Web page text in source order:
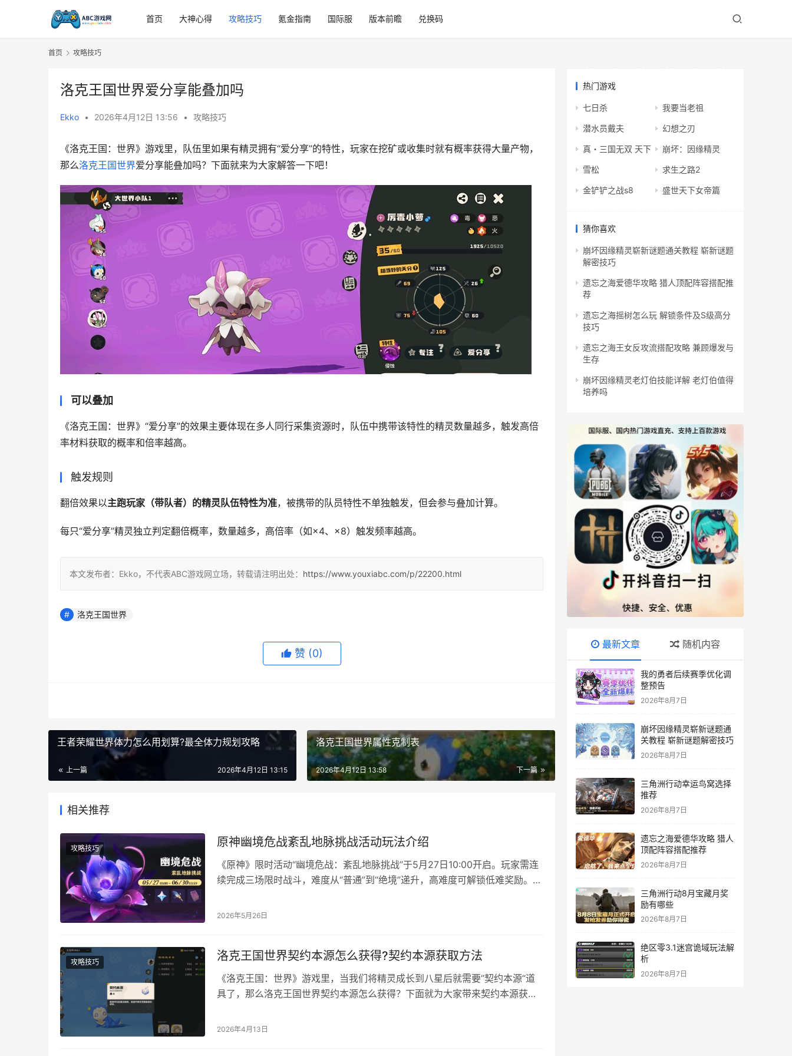
首页 大神心得 攻略技巧 氪金指南 国际服 版本前瞻 兑换码
首页 攻略技巧
洛克王国世界爱分享能叠加吗
Ekko • 2026年4月12日 13:56 • 攻略技巧
《洛克王国：世界》游戏里，队伍里如果有精灵拥有“爱分享”的特性，玩家在挖矿或收集时就有概率获得大量产物，
那么洛克王国世界爱分享能叠加吗？下面就来为大家解答一下吧！
可以叠加
《洛克王国：世界》“爱分享”的效果主要体现在多人同行采集资源时，队伍中携带该特性的精灵数量越多，触发高倍
率材料获取的概率和倍率越高。
触发规则‌
主跑玩家（带队者）的精灵队伍特性为准‌，被携带的队员特性不单独触发，但会参与叠加计算。
每只“爱分享”精灵独立判定翻倍概率，数量越多，高倍率（如×4、×8）触发频率越高。
本文发布者：Ekko，不代表ABC游戏网立场，转载请注明出处： https://www.youxiabc.com/p/22200.html
洛克王国世界
赞 (0)
王者荣耀世界体力怎么用划算?最全体力规划攻略
上一篇 2026年4月12日 13:15
洛克王国世界属性克制表
下一篇
2026年4月12日 13:58
相关推荐
攻略技巧 原神幽境危战紊乱地脉挑战活动玩法介绍
《原神》限时活动“幽境危战：紊乱地脉挑战”于5月27日10:00开启。玩家需连
续完成三场限时战斗，难度从“普通”到“绝境”递升，高难度可解锁低难奖励。活
脂领取自选圣遗物奖励，并积累“危战勋望”换取额外福利。活动支持单人及多
2026年5月26日
攻略技巧 洛克王国世界契约本源怎么获得?契约本源获取方法
《洛克王国：世界》游戏里，当我们将精灵成长到八星后就需要”契约本源“道
具了，那么洛克王国世界契约本源怎么获得？下面就为大家带来契约本源获取
晋升任务完成后，和宿敌可丽希亚公主对战后获得 ； 3、等级65级的奖励。
2026年4月13日
热门游戏
七日杀 我要当老祖
潜水员戴夫 幻想之刃
真・三国无双 天下 崩坏：因缘精灵
雪松 求生之路2
金铲铲之战s8 盛世天下女帝篇
猜你喜欢
崩坏因缘精灵崭新谜题通关教程 崭新谜题
解密技巧
遗忘之海爱德华攻略 猎人顶配阵容搭配推
荐
遗忘之海摇树怎么玩 解锁条件及S级高分
技巧
遗忘之海王女反攻流搭配攻略 兼顾爆发与
生存
崩坏因缘精灵老灯伯技能详解 老灯伯值得
培养吗
最新文章 随机内容
我的勇者后续赛季优化调
整预告
2026年8月7日
崩坏因缘精灵崭新谜题通
关教程 崭新谜题解密技巧
2026年8月7日
三角洲行动幸运鸟窝选择
推荐
2026年8月7日
遗忘之海爱德华攻略 猎人
顶配阵容搭配推荐
2026年8月7日
三角洲行动8月宝藏月奖
励有哪些
2026年8月7日
绝区零3.1迷宫诡域玩法解
析
2026年8月7日